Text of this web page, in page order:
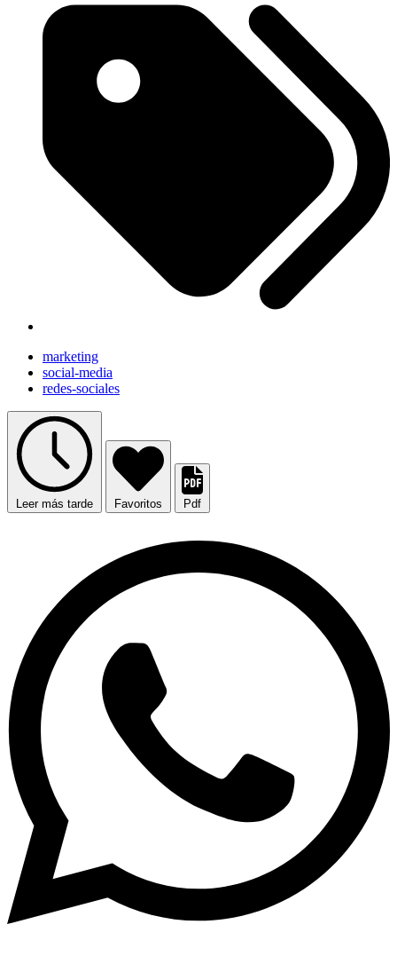
marketing
social-media
redes-sociales
Leer más tarde Favoritos Pdf